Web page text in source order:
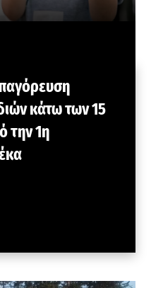
κάτω των 15
την 1η